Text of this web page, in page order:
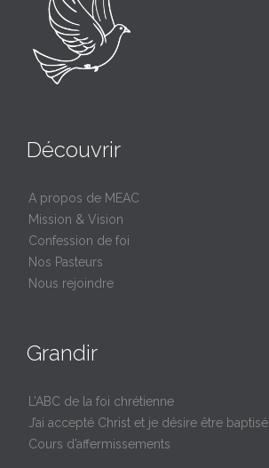
Découvrir
A propos de MEAC
Mission & Vision
Confession de foi
Nos Pasteurs
Nous rejoindre
Grandir
L’ABC de la foi chrétienne
J’ai accepté Christ et je désire être baptisé
Cours d’affermissements